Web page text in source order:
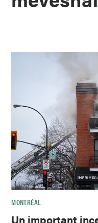
MONTRÉAL
Un important